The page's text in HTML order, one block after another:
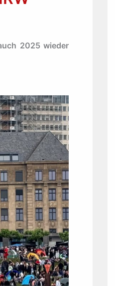
2025 wieder